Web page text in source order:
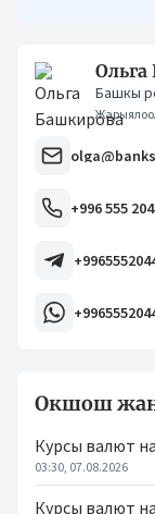
Башкы
+996 555
Окшош
Курсы валют
03:30, 07.08.2026
Курсы валют